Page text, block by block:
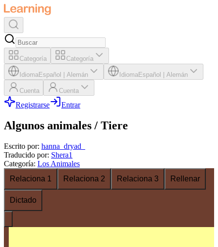
Categoría Categoría
IdiomaEspañol Alemán IdiomaEspañol Alemán
Cuenta Cuenta
Registrarse Entrar
Algunos animales / Tiere
Escrito por: hanna_dryad_
Traducido por: Shera1
Categoría: Los Animales
Relaciona 1
Relaciona 2 Relaciona 3 Rellenar
Dictado